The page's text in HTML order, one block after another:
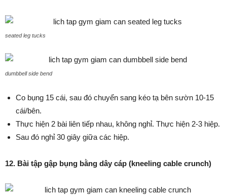
seated leg tucks
dumbbell side bend
Co bụng 15 cái, sau đó chuyển sang kéo tạ bên sườn 10-15
cái/bên.
Thực hiện 2 bài liên tiếp nhau, không nghỉ. Thực hiện 2-3 hiệp.
Sau đó nghỉ 30 giây giữa các hiệp.
12. Bài tập gập bụng bằng dây cáp (kneeling cable crunch)